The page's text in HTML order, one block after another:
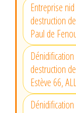
Entreprise
destruction
Paul de
destruction
Estève 66,